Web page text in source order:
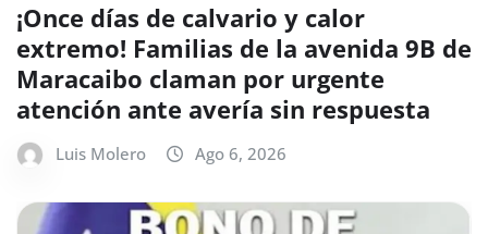
¡Once días de calvario y calor
extremo! Familias de la avenida 9B de
Maracaibo claman por urgente
atención ante avería sin respuesta
Luis Molero Ago 6, 2026